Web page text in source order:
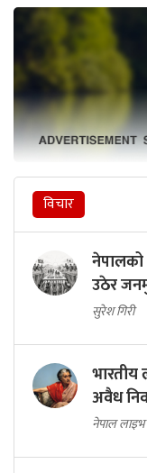
विचार
नेपालको
उठेर
सुरेश गिरी
भारतीय
अवैध
नेपाल लाइभ